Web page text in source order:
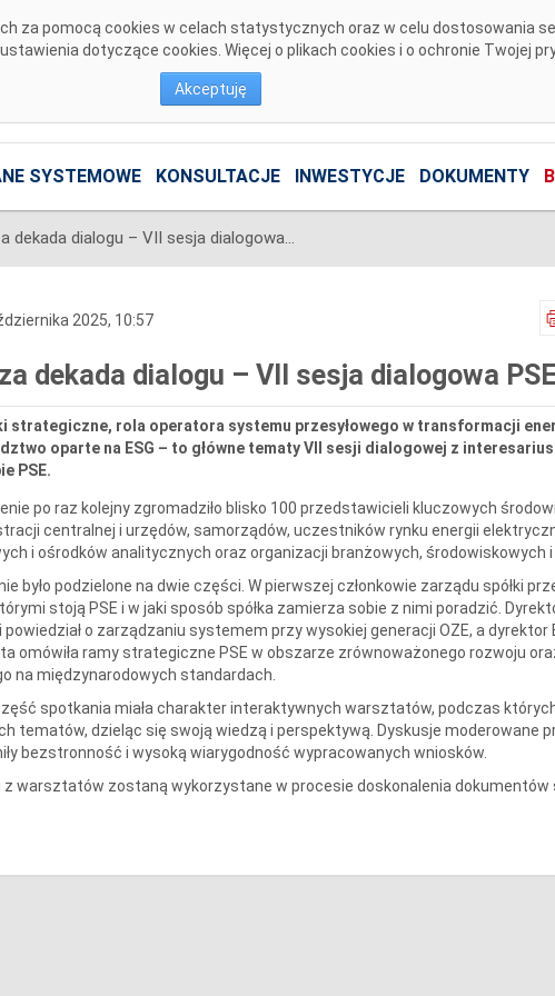
za pomocą cookies w celach statystycznych oraz w celu dostosowania
dotyczące cookies. Więcej o plikach cookies i o ochronie Twojej
Akceptuję
SYSTEMOWE KONSULTACJE INWESTYCJE DOKUMENTY
Nasza dekada dialogu – VII sesja dialogowa PSE z interesariuszami
2025, 10:57
dekada dialogu – VII sesja dialogowa
strategiczne, rola operatora systemu przesyłowego w transformacji
oparte na ESG – to główne tematy VII sesji dialogowej z
PSE.
po raz kolejny zgromadziło blisko 100 przedstawicieli kluczowych
centralnej i urzędów, samorządów, uczestników rynku energii
i ośrodków analitycznych oraz organizacji branżowych, środowiskowych i
było podzielone na dwie części. W pierwszej członkowie zarządu spółki
stoją PSE i w jaki sposób spółka zamierza sobie z nimi poradzić.
powiedział o zarządzaniu systemem przy wysokiej generacji OZE, a dyrektor
omówiła ramy strategiczne PSE w obszarze zrównoważonego rozwoju
na międzynarodowych standardach.
spotkania miała charakter interaktywnych warsztatów, podczas
tematów, dzieląc się swoją wiedzą i perspektywą. Dyskusje moderowane
bezstronność i wysoką wiarygodność wypracowanych wniosków.
z warsztatów zostaną wykorzystane w procesie doskonalenia dokumentów